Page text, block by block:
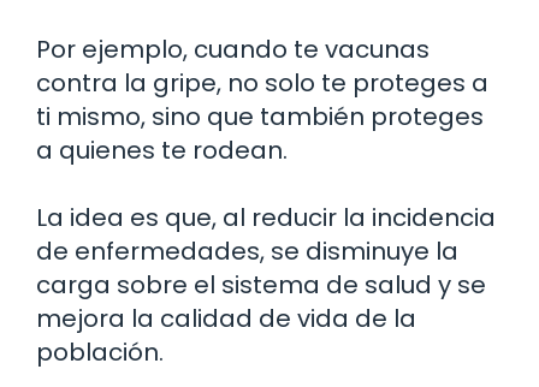
Por ejemplo, cuando te vacunas
contra la gripe, no solo te proteges a
ti mismo, sino que también proteges
a quienes te rodean.
La idea es que, al reducir la incidencia
de enfermedades, se disminuye la
carga sobre el sistema de salud y se
mejora la calidad de vida de la
población.